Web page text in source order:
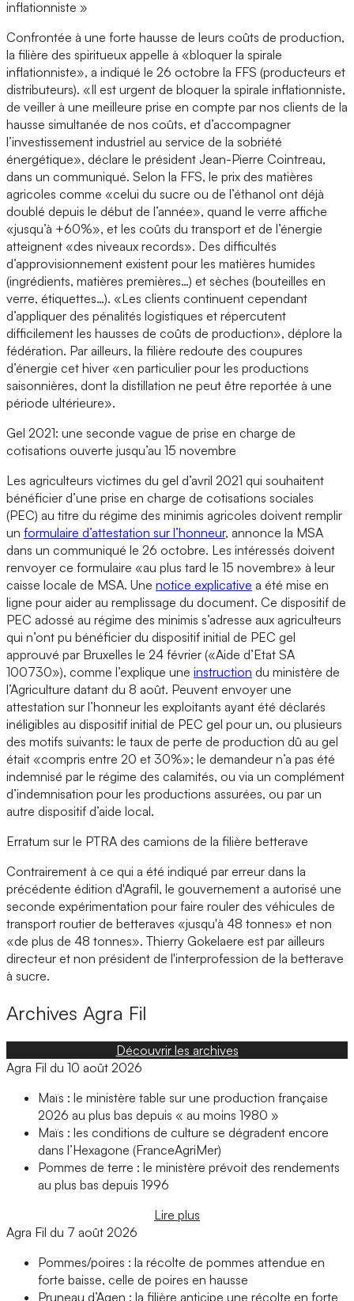
inflationniste »
Confrontée à une forte hausse de leurs coûts de production,
la filière des spiritueux appelle à «bloquer la spirale
inflationniste», a indiqué le 26 octobre la FFS (producteurs et
distributeurs). «Il est urgent de bloquer la spirale inflationniste,
de veiller à une meilleure prise en compte par nos clients de la
hausse simultanée de nos coûts, et d’accompagner
l’investissement industriel au service de la sobriété
énergétique», déclare le président Jean-Pierre Cointreau,
dans un communiqué. Selon la FFS, le prix des matières
agricoles comme «celui du sucre ou de l’éthanol ont déjà
doublé depuis le début de l’année», quand le verre affiche
«jusqu’à +60%», et les coûts du transport et de l’énergie
atteignent «des niveaux records». Des difficultés
d’approvisionnement existent pour les matières humides
(ingrédients, matières premières…) et sèches (bouteilles en
verre, étiquettes…). «Les clients continuent cependant
d’appliquer des pénalités logistiques et répercutent
difficilement les hausses de coûts de production», déplore la
fédération. Par ailleurs, la filière redoute des coupures
d’énergie cet hiver «en particulier pour les productions
saisonnières, dont la distillation ne peut être reportée à une
période ultérieure».
Gel 2021: une seconde vague de prise en charge de
cotisations ouverte jusqu’au 15 novembre
Les agriculteurs victimes du gel d’avril 2021 qui souhaitent
bénéficier d’une prise en charge de cotisations sociales
(PEC) au titre du régime des minimis agricoles doivent remplir
un formulaire d’attestation sur l’honneur, annonce la MSA
dans un communiqué le 26 octobre. Les intéressés doivent
renvoyer ce formulaire «au plus tard le 15 novembre» à leur
caisse locale de MSA. Une notice explicative a été mise en
ligne pour aider au remplissage du document. Ce dispositif de
PEC adossé au régime des minimis s’adresse aux agriculteurs
qui n’ont pu bénéficier du dispositif initial de PEC gel
approuvé par Bruxelles le 24 février («Aide d’Etat SA
100730»), comme l’explique une instruction du ministère de
l’Agriculture datant du 8 août. Peuvent envoyer une
attestation sur l’honneur les exploitants ayant été déclarés
inéligibles au dispositif initial de PEC gel pour un, ou plusieurs
des motifs suivants: le taux de perte de production dû au gel
était «compris entre 20 et 30%»; le demandeur n’a pas été
indemnisé par le régime des calamités, ou via un complément
d’indemnisation pour les productions assurées, ou par un
autre dispositif d’aide local.
Erratum sur le PTRA des camions de la filière betterave
Contrairement à ce qui a été indiqué par erreur dans la
précédente édition d'Agrafil, le gouvernement a autorisé une
seconde expérimentation pour faire rouler des véhicules de
transport routier de betteraves «jusqu'à 48 tonnes» et non
«de plus de 48 tonnes». Thierry Gokelaere est par ailleurs
directeur et non président de l'interprofession de la betterave
à sucre.
Archives Agra Fil
Découvrir les archives
Agra Fil du 10 août 2026
Maïs : le ministère table sur une production française
2026 au plus bas depuis « au moins 1980 »
Maïs : les conditions de culture se dégradent encore
dans l’Hexagone (FranceAgriMer)
Pommes de terre : le ministère prévoit des rendements
au plus bas depuis 1996
Lire plus
Agra Fil du 7 août 2026
Pommes/poires : la récolte de pommes attendue en
forte baisse, celle de poires en hausse
Pruneau d’Agen : la filière anticipe une récolte en forte